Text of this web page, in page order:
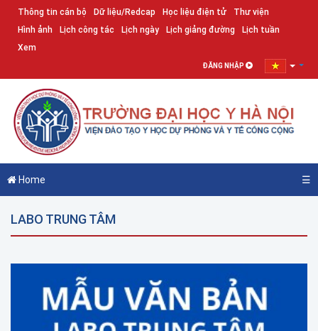
Thông tin cán bộ Dữ liệu/Redcap Học liệu điện tử
Thư viện
Hình ảnh
Lịch công tác Lịch ngày Lịch giảng đường
Lịch tuần
Xem
ĐĂNG NHẬP
Home ☰
LABO TRUNG TÂM